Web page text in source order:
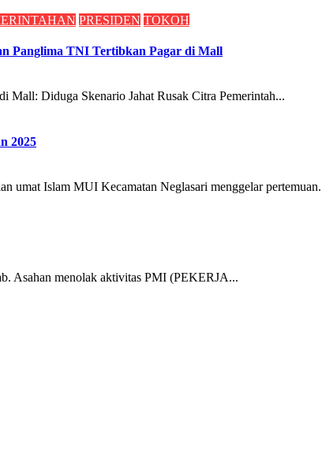
PRESIDEN TOKOH
Panglima TNI Tertibkan Pagar di Mall
Diduga Skenario Jahat Rusak Citra Pemerintah...
2025
Islam MUI Kecamatan Neglasari menggelar
Asahan menolak aktivitas PMI (PEKERJA...